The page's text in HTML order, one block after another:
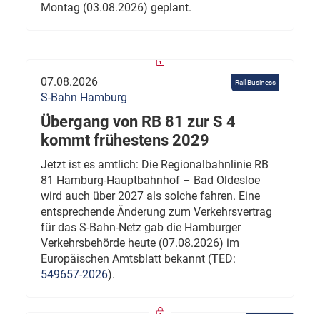
Montag (03.08.2026) geplant.
Rail Business
07.08.2026
S-Bahn Hamburg
Übergang von RB 81 zur S 4
kommt frühestens 2029
Jetzt ist es amtlich: Die Regionalbahnlinie RB
81 Hamburg-Hauptbahnhof – Bad Oldesloe
wird auch über 2027 als solche fahren. Eine
entsprechende Änderung zum Verkehrsvertrag
für das S-Bahn-Netz gab die Hamburger
Verkehrsbehörde heute (07.08.2026) im
Europäischen Amtsblatt bekannt (TED:
549657-2026).